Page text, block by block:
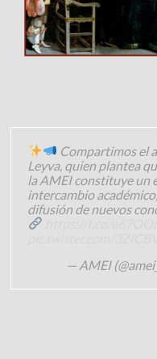
Compartimos el
Leyva, quien plantea
la AMEI constituye un
intercambio
difusión de nuevos
— AMEI